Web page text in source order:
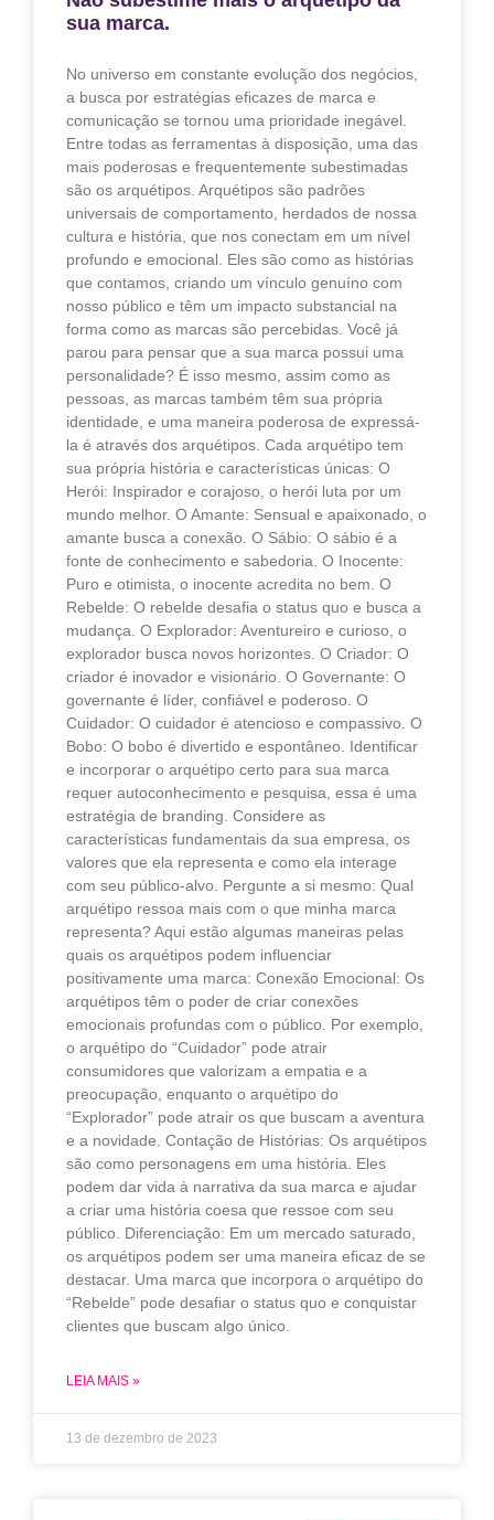
sua marca.
No universo em constante evolução dos negócios,
a busca por estratégias eficazes de marca e
comunicação se tornou uma prioridade inegável.
Entre todas as ferramentas à disposição, uma das
mais poderosas e frequentemente subestimadas
são os arquétipos. Arquétipos são padrões
universais de comportamento, herdados de nossa
cultura e história, que nos conectam em um nível
profundo e emocional. Eles são como as histórias
que contamos, criando um vínculo genuíno com
nosso público e têm um impacto substancial na
forma como as marcas são percebidas. Você já
parou para pensar que a sua marca possui uma
personalidade? É isso mesmo, assim como as
pessoas, as marcas também têm sua própria
identidade, e uma maneira poderosa de expressá-
la é através dos arquétipos. Cada arquétipo tem
sua própria história e características únicas: O
Herói: Inspirador e corajoso, o herói luta por um
mundo melhor. O Amante: Sensual e apaixonado, o
amante busca a conexão. O Sábio: O sábio é a
fonte de conhecimento e sabedoria. O Inocente:
Puro e otimista, o inocente acredita no bem. O
Rebelde: O rebelde desafia o status quo e busca a
mudança. O Explorador: Aventureiro e curioso, o
explorador busca novos horizontes. O Criador: O
criador é inovador e visionário. O Governante: O
governante é líder, confiável e poderoso. O
Cuidador: O cuidador é atencioso e compassivo. O
Bobo: O bobo é divertido e espontâneo. Identificar
e incorporar o arquétipo certo para sua marca
requer autoconhecimento e pesquisa, essa é uma
estratégia de branding. Considere as
características fundamentais da sua empresa, os
valores que ela representa e como ela interage
com seu público-alvo. Pergunte a si mesmo: Qual
arquétipo ressoa mais com o que minha marca
representa? Aqui estão algumas maneiras pelas
quais os arquétipos podem influenciar
positivamente uma marca: Conexão Emocional: Os
arquétipos têm o poder de criar conexões
emocionais profundas com o público. Por exemplo,
o arquétipo do “Cuidador” pode atrair
consumidores que valorizam a empatia e a
preocupação, enquanto o arquétipo do
“Explorador” pode atrair os que buscam a aventura
e a novidade. Contação de Histórias: Os arquétipos
são como personagens em uma história. Eles
podem dar vida à narrativa da sua marca e ajudar
a criar uma história coesa que ressoe com seu
público. Diferenciação: Em um mercado saturado,
os arquétipos podem ser uma maneira eficaz de se
destacar. Uma marca que incorpora o arquétipo do
“Rebelde” pode desafiar o status quo e conquistar
clientes que buscam algo único.
LEIA MAIS »
13 de dezembro de 2023